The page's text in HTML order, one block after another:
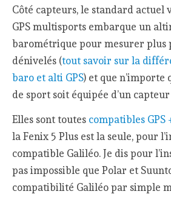
Côté capteurs, le standard actuel
GPS multisports embarque un
barométrique pour mesurer plus
dénivelés (tout savoir sur la
baro et alti GPS) et que n’importe
de sport soit équipée d’un
Elles sont toutes compatibles GPS
la Fenix 5 Plus est la seule, pour
compatible Galiléo. Je dis pour
pas impossible que Polar et
compatibilité Galiléo par simple